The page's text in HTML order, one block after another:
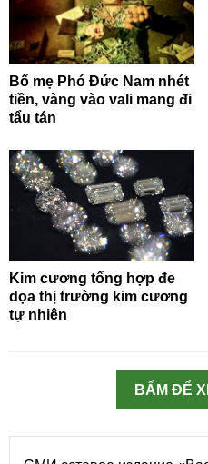
Bố mẹ Phó Đức Nam nhét
tiền, vàng vào vali mang đi
tẩu tán
Kim cương tổng hợp đe
dọa thị trường kim cương
tự nhiên
BẤM ĐỂ